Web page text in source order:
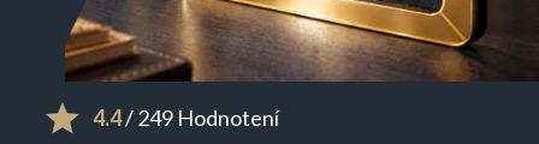
4.4/ 249 Hodnotení